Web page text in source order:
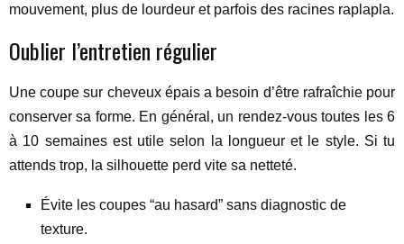
mouvement, plus de lourdeur et parfois des racines raplapla.
Oublier l’entretien régulier
Une coupe sur cheveux épais a besoin d’être rafraîchie pour
conserver sa forme. En général, un rendez-vous toutes les 6
à 10 semaines est utile selon la longueur et le style. Si tu
attends trop, la silhouette perd vite sa netteté.
Évite les coupes “au hasard” sans diagnostic de
texture.